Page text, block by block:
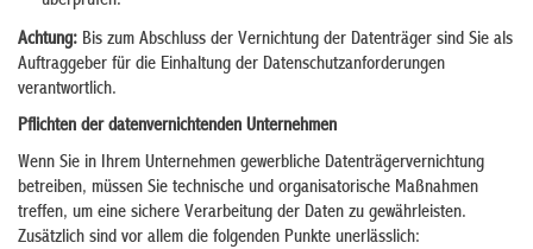
Achtung: Bis zum Abschluss der Vernichtung der Datenträger sind Sie als
Auftraggeber für die Einhaltung der Datenschutzanforderungen
verantwortlich.
Pflichten der datenvernichtenden Unternehmen
Wenn Sie in Ihrem Unternehmen gewerbliche Datenträgervernichtung
betreiben, müssen Sie technische und organisatorische Maßnahmen
treffen, um eine sichere Verarbeitung der Daten zu gewährleisten.
Zusätzlich sind vor allem die folgenden Punkte unerlässlich: